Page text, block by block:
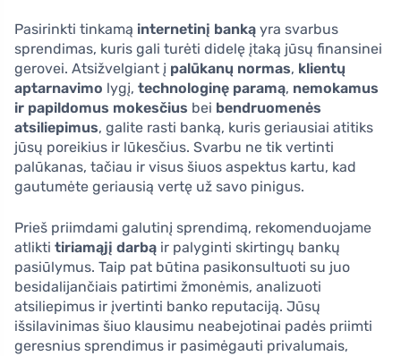
Pasirinkti tinkamą internetinį banką yra svarbus
sprendimas, kuris gali turėti didelę įtaką jūsų finansinei
gerovei. Atsižvelgiant į palūkanų normas, klientų
aptarnavimo lygį, technologinę paramą, nemokamus
ir papildomus mokesčius bei bendruomenės
atsiliepimus, galite rasti banką, kuris geriausiai atitiks
jūsų poreikius ir lūkesčius. Svarbu ne tik vertinti
palūkanas, tačiau ir visus šiuos aspektus kartu, kad
gautumėte geriausią vertę už savo pinigus.
Prieš priimdami galutinį sprendimą, rekomenduojame
atlikti tiriamąjį darbą ir palyginti skirtingų bankų
pasiūlymus. Taip pat būtina pasikonsultuoti su juo
besidalijančiais patirtimi žmonėmis, analizuoti
atsiliepimus ir įvertinti banko reputaciją. Jūsų
išsilavinimas šiuo klausimu neabejotinai padės priimti
geresnius sprendimus ir pasimėgauti privalumais,